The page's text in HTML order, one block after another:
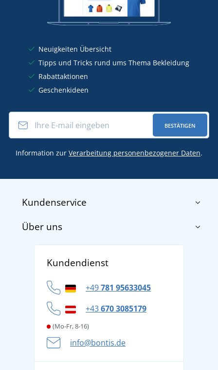
Neuigkeiten Übersicht
Tipps und Tricks rund ums Thema Bekleidung
Rabattaktionen
Geschenkideen
BESTÄTIGEN
Information zur Verarbeitung personenbezogener Daten.
Kundenservice
Impressum
Versand und Zahlung
Datenschutz
Cookie-Richtlinie
Über uns
Für Unternehmen und Organisationen
Kundendienst
+49781 95633045
+43670 3085179
(Mo-Fr, 8-16)
info@bontis.de